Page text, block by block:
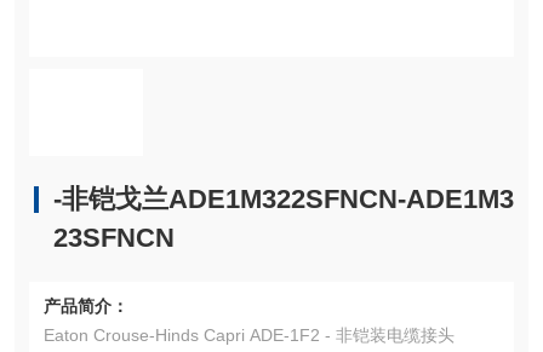
-非铠戈兰ADE1M322SFNCN-ADE1M3
23SFNCN
产品简介：
Eaton Crouse-Hinds Capri ADE-1F2 - 非铠装电缆接头